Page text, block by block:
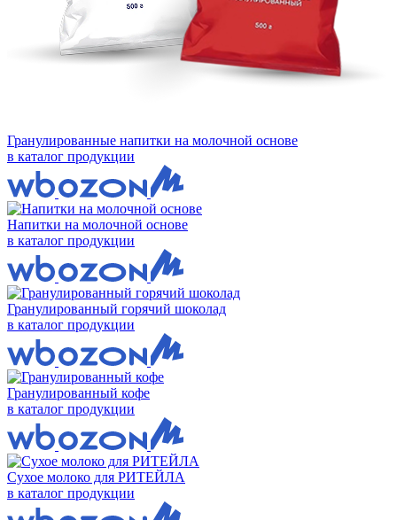
Гранулированные напитки на молочной основе
в каталог продукции
Напитки на молочной основе
в каталог продукции
Гранулированный горячий шоколад
в каталог продукции
Гранулированный кофе
в каталог продукции
Сухое молоко для РИТЕЙЛА
в каталог продукции